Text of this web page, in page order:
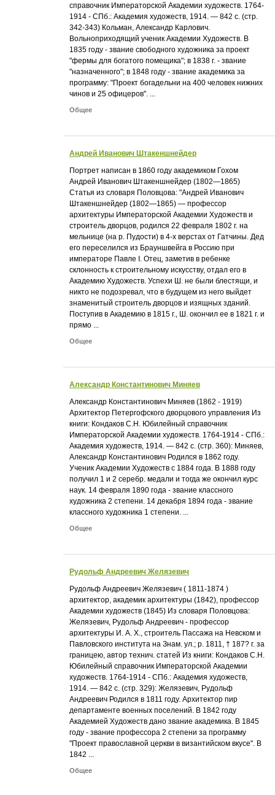
справочник Императорской Академии художеств. 1764-
1914 - СПб.: Академия художеств, 1914. — 842 с. (стр.
342-343) Кольман, Александр Карлович.
Вольноприходящий ученик Академии Художеств. В
1835 году - звание свободного художника за проект
"фермы для богатого помещика"; в 1838 г. - звание
"назначенного"; в 1848 году - звание академика за
программу: "Проект богадельни на 400 человек нижних
чинов и 25 офицеров". ...
Общее
Андрей Иванович Штакеншнейдер
Портрет написан в 1860 году академиком Гохом
Андрей Иванович Штакеншнейдер (1802—1865)
Статья из словаря Половцова: "Андрей Иванович
Штакеншнейдер (1802—1865) — профессор
архитектуры Императорской Академии Художеств и
строитель дворцов, родился 22 февраля 1802 г. на
мельнице (на р. Пудости) в 4-х верстах от Гатчины. Дед
его переселился из Брауншвейга в Россию при
императоре Павле I. Отец, заметив в ребенке
склонность к строительному искусству, отдал его в
Академию Художеств. Успехи Ш. не были блестящи, и
никто не подозревал, что в будущем из него выйдет
знаменитый строитель дворцов и изящных зданий.
Поступив в Академию в 1815 г., Ш. окончил ее в 1821 г. и
прямо ...
Общее
Александр Константинович Миняев
Александр Константинович Миняев (1862 - 1919)
Архитектор Петергофского дворцового управления Из
книги: Кондаков С.Н. Юбилейный справочник
Императорской Академии художеств. 1764-1914 - СПб.:
Академия художеств, 1914. — 842 с. (стр. 360): Миняев,
Александр Константинович Родился в 1862 году.
Ученик Академии Художеств с 1884 года. В 1888 году
получил 1 и 2 серебр. медали и тогда же окончил курс
наук. 14 февраля 1890 года - звание классного
художника 2 степени. 14 декабря 1894 года - звание
классного художника 1 степени. ...
Общее
Рудольф Андреевич Желязевич
Рудольф Андреевич Желязевич ( 1811-1874 )
архитектор, академик архитектуры (1842), профессор
Академии художеств (1845) Из словаря Половцова:
Желязевич, Рудольф Андреевич - профессор
архитектуры И. А. X., строитель Пассажа на Невском и
Павловского института на Знам. ул.; р. 1811, † 187? г. за
границею, автор технич. статей Из книги: Кондаков С.Н.
Юбилейный справочник Императорской Академии
художеств. 1764-1914 - СПб.: Академия художеств,
1914. — 842 с. (стр. 329): Желязевич, Рудольф
Андреевич Родился в 1811 году. Архитектор пир
департаменте военных поселений. В 1842 году
Академией Художеств дано звание академика. В 1845
году - звание профессора 2 степени за программу
"Проект православной церкви в византийском вкусе". В
1842 ...
Общее